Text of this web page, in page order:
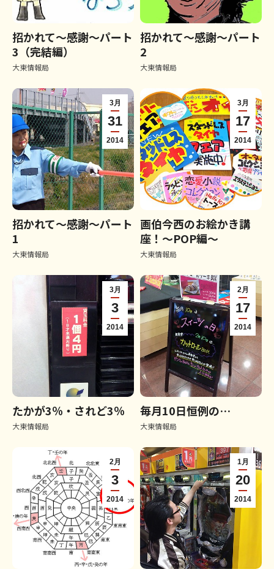
招かれて～感謝～パート
3（完結編）
大東情報局
招かれて～感謝～パート
2
大東情報局
3月
31
2014
招かれて～感謝～パート
1
大東情報局
3月
17
2014
画伯今西のお絵かき講
座！～POP編～
大東情報局
3月
3
2014
たかが3％・されど3％
大東情報局
2月
17
2014
毎月10日恒例の…
大東情報局
2月
3
2014
1月
20
2014